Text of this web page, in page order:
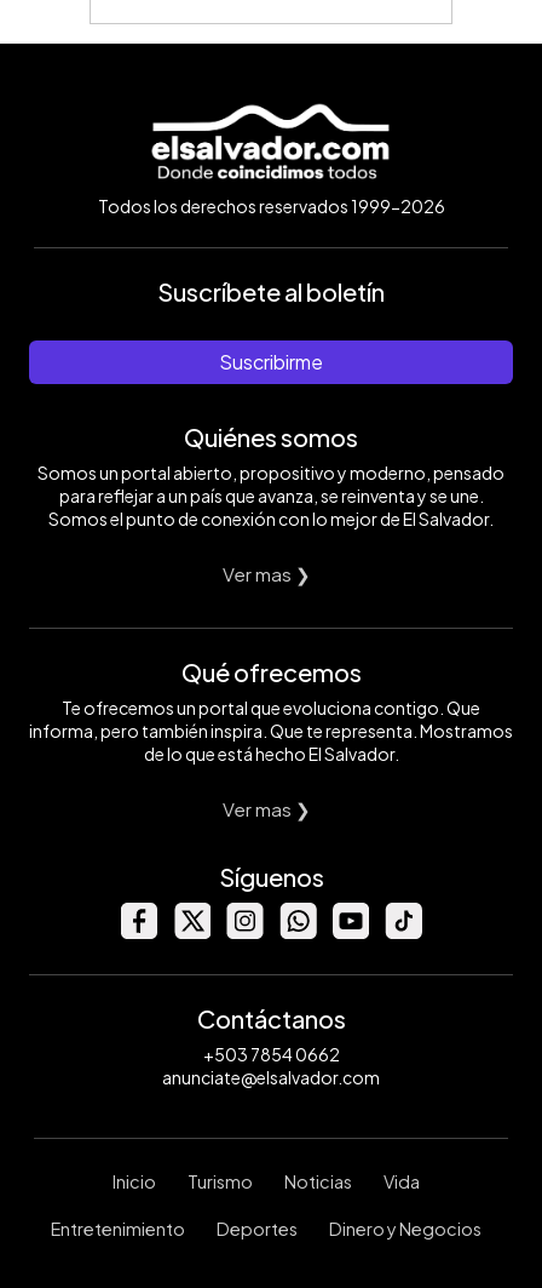
Todos los derechos reservados 1999-2026
Suscríbete al boletín
Suscribirme
Quiénes somos
Somos un portal abierto, propositivo y moderno, pensado
para reflejar a un país que avanza, se reinventa y se une.
Somos el punto de conexión con lo mejor de El Salvador.
Ver mas ❯
Qué ofrecemos
Te ofrecemos un portal que evoluciona contigo. Que
informa, pero también inspira. Que te representa. Mostramos
de lo que está hecho El Salvador.
Ver mas ❯
Síguenos
Contáctanos
+503 7854 0662
anunciate@elsalvador.com
Inicio Turismo Noticias Vida
Entretenimiento Deportes Dinero y Negocios